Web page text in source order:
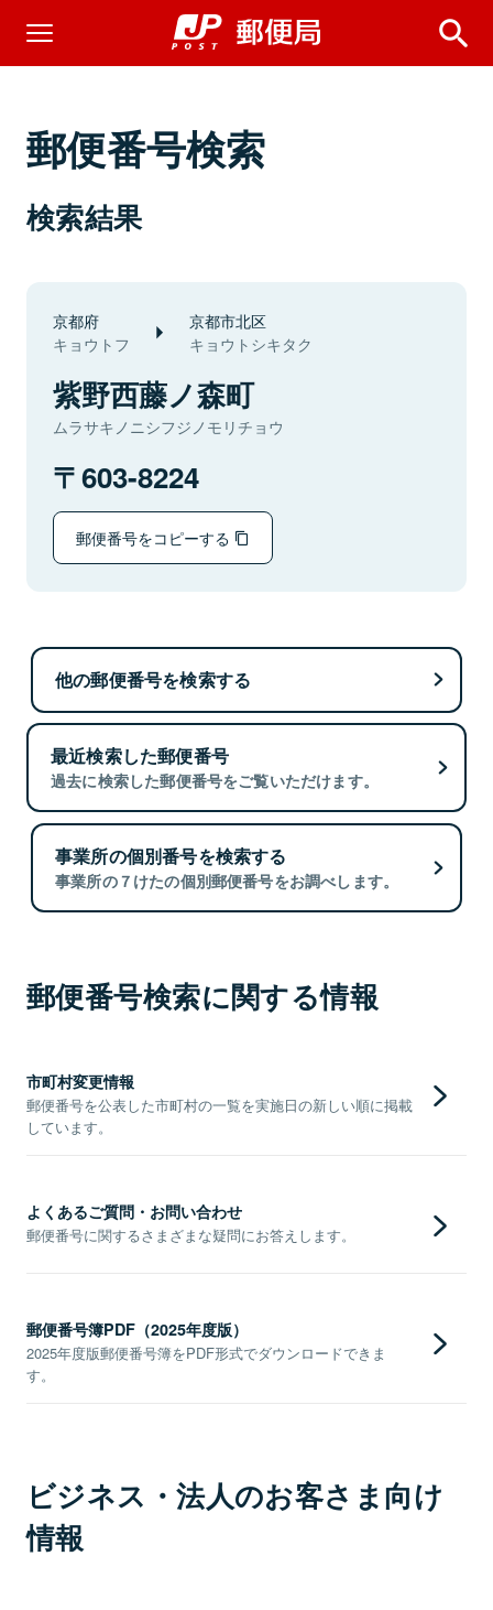
郵便番号検索
検索結果
京都府
キョウトフ
京都市北区
キョウトシキタク
紫野西藤ノ森町
ムラサキノニシフジノモリチョウ
603-8224
郵便番号をコピーする
他の郵便番号を検索する
最近検索した郵便番号
過去に検索した郵便番号をご覧いただけます。
事業所の個別番号を検索する
事業所の７けたの個別郵便番号をお調べします。
郵便番号検索に関する情報
市町村変更情報
郵便番号を公表した市町村の一覧を実施日の新しい順に掲載
しています。
よくあるご質問・お問い合わせ
郵便番号に関するさまざまな疑問にお答えします。
郵便番号簿PDF（2025年度版）
2025年度版郵便番号簿をPDF形式でダウンロードできま
す。
ビジネス・法人のお客さま向け
情報